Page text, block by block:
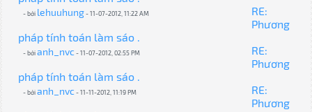
- bởi lehuuhung- 11-07-2012, 11:22 AM
RE:
Phương
pháp tính toán làm sáo .
- bởianh_nvc- 11-07-2012, 02:55 PM
RE:
Phương
pháp tính toán làm sáo .
- bởianh_nvc- 11-11-2012, 11:19 PM
RE:
Phương